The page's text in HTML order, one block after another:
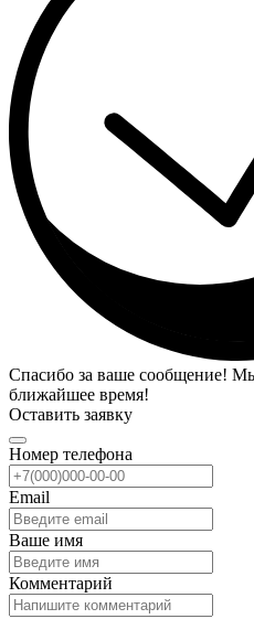
Спасибо за ваше сообщение!
ближайшее время!
Оставить заявку
Номер телефона
Email
Ваше имя
Комментарий